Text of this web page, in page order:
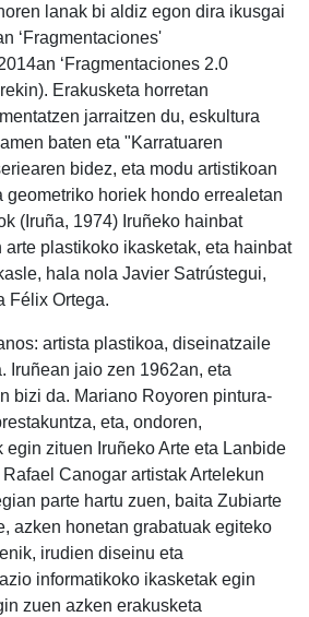
lanak bi aldiz egon dira ikusgai
‘Fragmentaciones'
‘Fragmentaciones 2.0
Erakusketa horretan
jarraitzen du, eskultura
baten eta "Karratuaren
bidez, eta modu artistikoan
geometriko horiek hondo errealetan
(Iruña, 1974) Iruñeko hainbat
arte plastikoko ikasketak, eta hainbat
hala nola Javier Satrústegui,
Félix Ortega.
artista plastikoa, diseinatzaile
Iruñean jaio zen 1962an, eta
bizi da. Mariano Royoren pintura-
eta, ondoren,
egin zituen Iruñeko Arte eta Lanbide
Canogar artistak Artelekun
parte hartu zuen, baita Zubiarte
azken honetan grabatuak egiteko
irudien diseinu eta
informatikoko ikasketak egin
zuen azken erakusketa